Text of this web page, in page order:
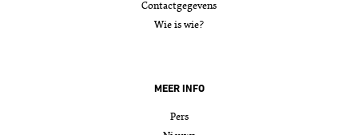
Contactgegevens
Wie is wie?
MEER INFO
Pers